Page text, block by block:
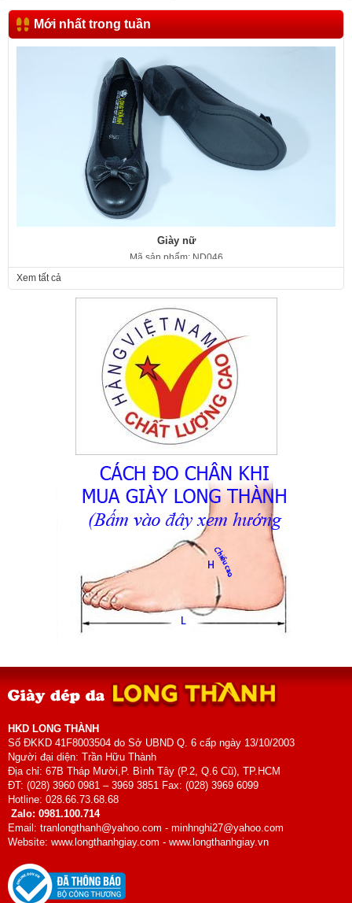
Mới nhất trong tuần
Giày nữ
Mã sản phẩm: ND046
Xem tất cả
HKD LONG THÀNH
Số ĐKKD 41F8003504 do Sở UBND Q. 6 cấp ngày 13/10/2003
Người đại diện: Trần Hữu Thành
Địa chỉ: 67B Tháp Mười,P. Bình Tây (P.2, Q.6 Cũ), TP.HCM
ĐT: (028) 3960 0981 – 3969 3851 Fax: (028) 3969 6099
Hotline: 028.66.73.68.68
Zalo: 0981.100.714
Email: tranlongthanh@yahoo.com - minhnghi27@yahoo.com
Website: www.longthanhgiay.com - www.longthanhgiay.vn